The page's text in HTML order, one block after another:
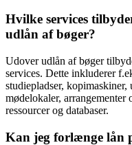
Hvilke services
udlån af bøger?
Udover udlån af bøger
services. Dette inkluderer
studiepladser,
mødelokaler,
ressourcer og databaser.
Kan jeg forlænge lån